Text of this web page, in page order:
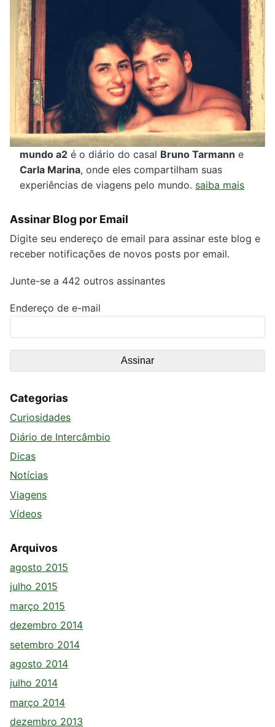
mundo a2 é o diário do casal Bruno Tarmann e
Carla Marina, onde eles compartilham suas
experiências de viagens pelo mundo. saiba mais
Assinar Blog por Email
Digite seu endereço de email para assinar este blog e
receber notificações de novos posts por email.
Junte-se a 442 outros assinantes
Endereço de e-mail
Categorias
Curiosidades
Diário de Intercâmbio
Dicas
Notícias
Viagens
Vídeos
Arquivos
agosto 2015
julho 2015
março 2015
dezembro 2014
setembro 2014
agosto 2014
julho 2014
março 2014
dezembro 2013